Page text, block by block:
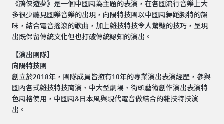
《鵲俠遊夢》是一個中國風為主題的表演，在各國流行音樂上大
多很少聽見國樂音樂的出現，向陽特技團以中國風舞蹈獨特的韻
味，結合電音搖滾的歌曲，加上雜技特技令人驚豔的技巧，呈現
出既保留傳統文化但也打破傳統認知的演出。
【演出團隊】
向陽特技團
創立於2018年，團隊成員皆擁有10年的專業演出表演經歷，參與
國內各式雜技特技商演、中大型劇場、街頭藝術創作演出表演特
色風格使用，中國風&日本風與現代電音做結合的雜技特技演
出。